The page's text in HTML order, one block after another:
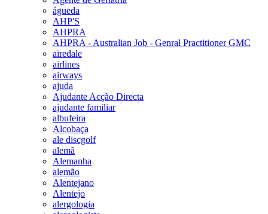
águeda
AHP'S
AHPRA
AHPRA - Australian Job - Genral Practitioner GMC
airedale
airlines
airways
ajuda
Ajudante Acção Directa
ajudante familiar
albufeira
Alcobaça
ale discgolf
alemã
Alemanha
alemão
Alentejano
Alentejo
alergologia